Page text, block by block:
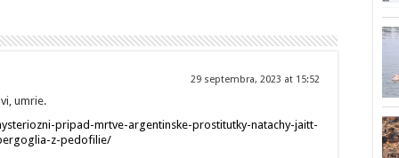
29 septembra, 2023 at 15:52
umrie.
pripad-mrtve-argentinske-prostitutky-natachy-jaitt-
z-pedofilie/